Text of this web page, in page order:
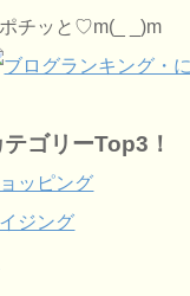
チッと♡m(_ _)m
ゴリーTop3！
ッピング
ジング